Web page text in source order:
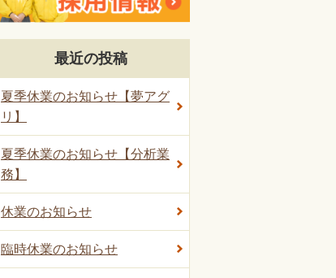
最近の投稿
夏季休業のお知らせ【夢アグ
リ】
夏季休業のお知らせ【分析業
務】
休業のお知らせ
臨時休業のお知らせ